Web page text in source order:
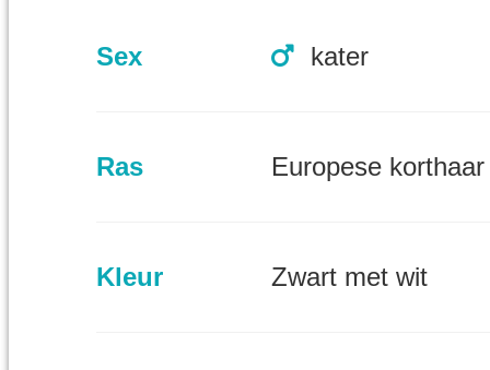
Sex kater
Ras Europese korthaar
Kleur Zwart met wit